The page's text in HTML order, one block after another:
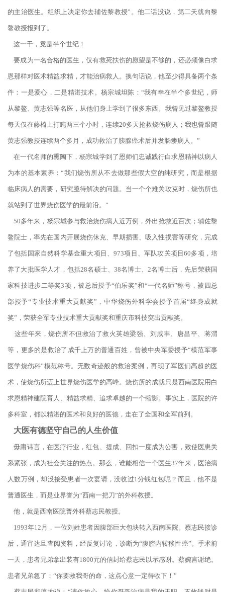
的主治医生。组织上决定你去辅佐黎教授”。他二话没说，第二天就向黎
鳌教授报到了。
这一干，竟是半个世纪！
要成为一名合格的医生，仅有救死扶伤的愿望是不够的，还必须像白求
恩那样对医术精益求精，才能治病救人。换句话说，他至少得具备两个条
件：一是爱心，二是精湛技术。杨宗城坦陈：“我有幸在半个多世纪，师
从黎鳌、黄志强等名医，从他们身上学到了很多东西。我曾见过黎鳌教授
每天仅在藤椅上打盹两三个小时，连续20多天抢救烧伤病人；我也曾跟随
黄志强教授连续两个多月，成功救治了胰腺癌术后并发肠瘘病人。”
在一代名师的熏陶下，杨宗城学到了恩师们忠诚践行白求恩精神以病人
为本的基本素养：“我们烧伤所从不去做那些假大空的纯研究，而是根据
临床病人的需要，研究亟待解决的问题。当一个个难关攻克时，烧伤所也
就站到了世界烧伤医学的最前沿。”
50多年来，杨宗城参与救治烧伤病人近万例，外出抢救近百次；辅佐黎
鳌院士，率先在国内开展烧伤休克、早期损害、吸入性损害等研究，完成
了包括国家自然科学基金重大项目、973项目、军队攻关项目60多项，培
养了大批医学人才，包括28名硕士、38名博士、2名博士后，先后荣获国
家科技进步二等奖3项，被总后授予“伯乐奖”和“一代名师”称号，被四总
部授予“专业技术重大贡献奖”，中华烧伤外科学会授予首届“终身成就
奖”，荣获全军专业技术重大贡献奖和重庆市科技突出贡献奖。
这些年来，烧伤所不但救治了救火英雄梁强、刘咸丰、唐昌平、蒋渭
等，更多的是救治了成千上万的普通百姓，曾被中央军委授予“模范军事
医学烧伤科”模范称号。无数奇迹般的救治案例，再现了军医们高超的医
术，使烧伤所迈上世界烧伤医学的高峰。烧伤所的成就只是西南医院用白
求恩精神建院育人、精益求精、追求卓越的一个缩影。事实上，医院的许
多科室，都以精湛的医术和良好的医德，走在了全国和全军前列。
大医有德坚守自己的人生价值
毋庸讳言，在医疗行业，红包、提成、回扣一度成为公害，致使医患关
系紧张，成为社会关注的热点。那么，谁能相信一个医生37年来，医治病
人数万例，却没接受患者一次宴请，没收过1分钱红包呢？而且，他不是
普通医生，而是业界誉为“西南一把刀”的外科教授。
他，就是西南医院普外科蔡志民教授。
1993年12月，一位刘姓患者因腹部巨大包块转入西南医院。蔡志民接诊
后，通宵达旦查阅资料，经反复讨论，诊断为“腹腔内转移性癌”。手术前
一天，患者兄弟拿出装有1800元的信封给蔡志民以示感谢。蔡婉言谢绝。
患者兄弟急了：“你要救我哥的命，这点心意一定得收下！”